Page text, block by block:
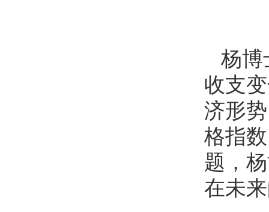
杨博
收支
济形
格指
题，
在未